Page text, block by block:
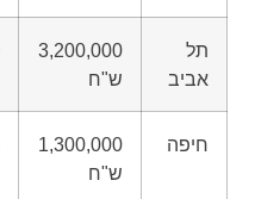
תל
אביב
3,200,000
ש"ח
חיפה
1,300,000
ש"ח